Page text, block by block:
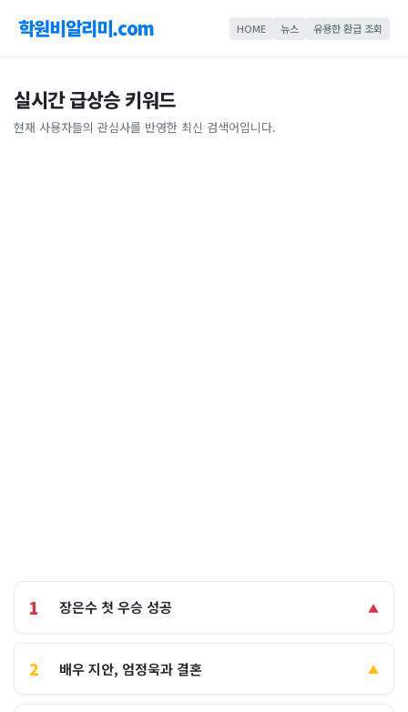
학원비알리미.com HOME 뉴스 유용한 환급 조회
실시간 급상승 키워드
현재 사용자들의 관심사를 반영한 최신 검색어입니다.
1 장은수 첫 우승 성공 ▲
2 배우 지안, 엄정욱과 결혼 ▲